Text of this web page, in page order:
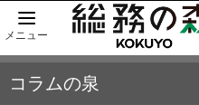
メニュー
コラムの泉